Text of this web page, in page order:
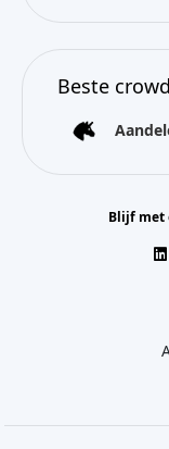
Beste
Blijf met